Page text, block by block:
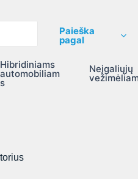
Paieška
pagal
Hibridiniams
automobiliam
s
Neįgaliųjų